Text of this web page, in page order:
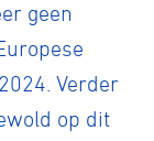
geen
Verder
op dit